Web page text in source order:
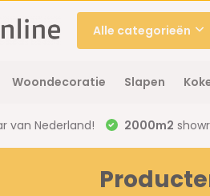
Alle categorieën
Woondecoratie Slapen
van Nederland! 2000m2